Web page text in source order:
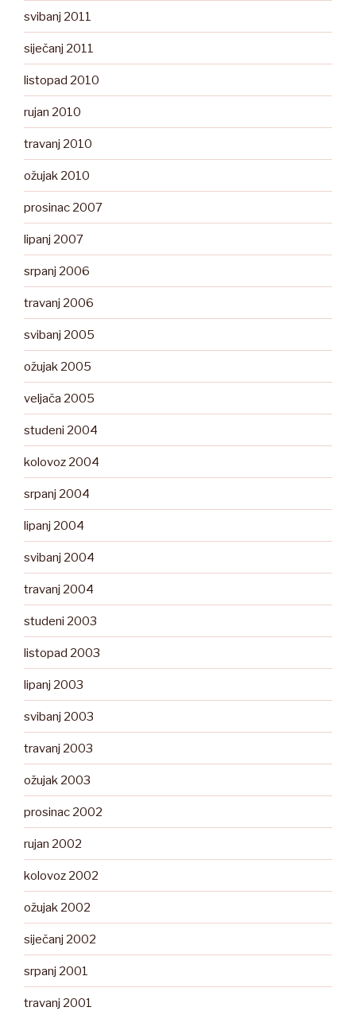
svibanj 2011
siječanj 2011
listopad 2010
rujan 2010
travanj 2010
ožujak 2010
prosinac 2007
lipanj 2007
srpanj 2006
travanj 2006
svibanj 2005
ožujak 2005
veljača 2005
studeni 2004
kolovoz 2004
srpanj 2004
lipanj 2004
svibanj 2004
travanj 2004
studeni 2003
listopad 2003
lipanj 2003
svibanj 2003
travanj 2003
ožujak 2003
prosinac 2002
rujan 2002
kolovoz 2002
ožujak 2002
siječanj 2002
srpanj 2001
travanj 2001